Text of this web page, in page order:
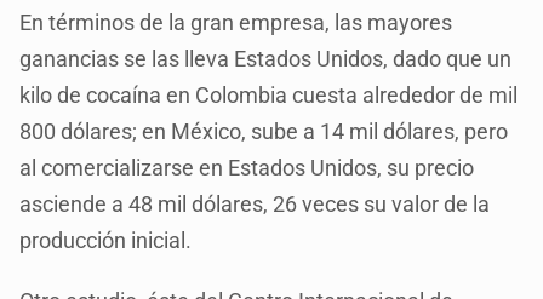
En términos de la gran empresa, las mayores
ganancias se las lleva Estados Unidos, dado que un
kilo de cocaína en Colombia cuesta alrededor de mil
800 dólares; en México, sube a 14 mil dólares, pero
al comercializarse en Estados Unidos, su precio
asciende a 48 mil dólares, 26 veces su valor de la
producción inicial.